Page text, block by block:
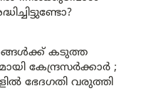
കടുത്ത
കേന്ദ്രസർക്കാർ ;
ഭേദഗതി വരുത്തി